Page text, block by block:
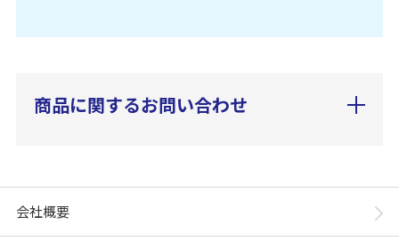
商品に関するお問い合わせ
会社概要